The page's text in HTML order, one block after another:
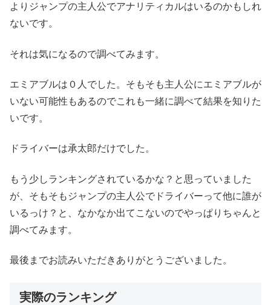
よりジャンプの主人公でアナリティカルはいるのかもしれ
ないです。
それは気になるので調べてみます。
エミアブルは０人でした。そもそも主人公にエミアブルが
いない可能性もあるのでこれも一緒に調べて結果を知りた
いです。
ドライバーは承太郎だけでした。
もう少しランキングされているかな？と思っていました
が、そもそもジャンプの主人公でドライバーって他に誰が
いるっけ？と、なかなか出てこないのでやっぱりちゃんと
調べてみます。
最後までお読みいただきありがとうございました。
実際のランキング